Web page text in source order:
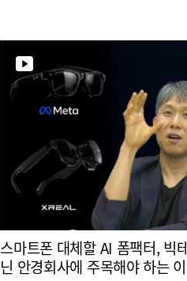
스마트폰 대체할 AI 폼팩터, 빅
닌 안경회사에 주목해야 하는